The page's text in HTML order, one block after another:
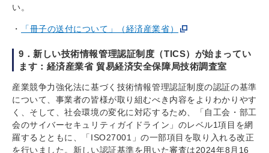
い。
「冊子の送付について」（経済産業省）
9．新しい技術情報管理認証制度（TICS）が始まってい
ます：経済産業省 貿易経済安全保障局技術調査室
産業競争力強化法に基づく技術情報管理認証制度の認証の基準
について、事業者の皆様が取り組むべき内容をよりわかりやす
く、そして、社会環境の変化に対応するため、「自工会・部工
会のサイバーセキュリティガイドライン」のレベル1項目を網
羅するとともに、「ISO27001」の一部項目を取り入れる改正
を行いました。新しい認証基準を用いた審査は2024年8月16